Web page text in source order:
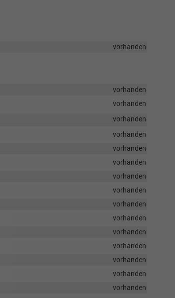
vorhanden
vorhanden
vorhanden
vorhanden
vorhanden
vorhanden
vorhanden
vorhanden
vorhanden
vorhanden
vorhanden
vorhanden
vorhanden
vorhanden
vorhanden
vorhanden